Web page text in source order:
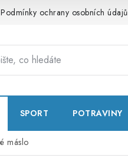
Podmínky ochrany osobních údajů
SPORT POTRAVINY
máslo